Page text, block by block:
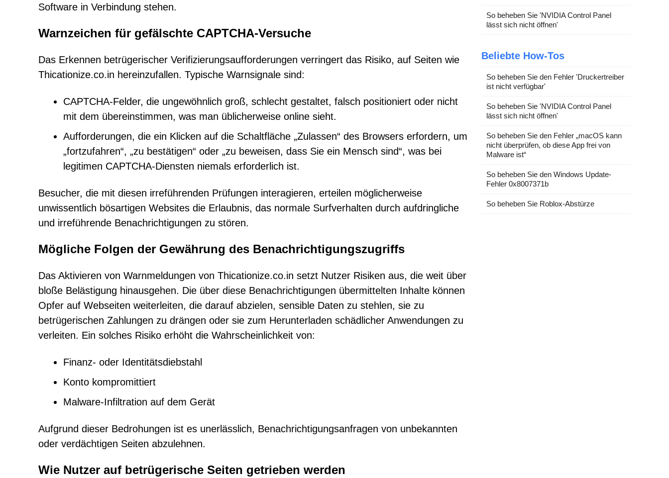
Software in Verbindung stehen.
Warnzeichen für gefälschte CAPTCHA-Versuche
Das Erkennen betrügerischer Verifizierungsaufforderungen verringert das Risiko, auf Seiten wie
Thicationize.co.in hereinzufallen. Typische Warnsignale sind:
CAPTCHA-Felder, die ungewöhnlich groß, schlecht gestaltet, falsch positioniert oder nicht
mit dem übereinstimmen, was man üblicherweise online sieht.
Aufforderungen, die ein Klicken auf die Schaltfläche „Zulassen“ des Browsers erfordern, um
„fortzufahren“, „zu bestätigen“ oder „zu beweisen, dass Sie ein Mensch sind“, was bei
legitimen CAPTCHA-Diensten niemals erforderlich ist.
Besucher, die mit diesen irreführenden Prüfungen interagieren, erteilen möglicherweise
unwissentlich bösartigen Websites die Erlaubnis, das normale Surfverhalten durch aufdringliche
und irreführende Benachrichtigungen zu stören.
Mögliche Folgen der Gewährung des Benachrichtigungszugriffs
Das Aktivieren von Warnmeldungen von Thicationize.co.in setzt Nutzer Risiken aus, die weit über
bloße Belästigung hinausgehen. Die über diese Benachrichtigungen übermittelten Inhalte können
Opfer auf Webseiten weiterleiten, die darauf abzielen, sensible Daten zu stehlen, sie zu
betrügerischen Zahlungen zu drängen oder sie zum Herunterladen schädlicher Anwendungen zu
verleiten. Ein solches Risiko erhöht die Wahrscheinlichkeit von:
Finanz- oder Identitätsdiebstahl
Konto kompromittiert
Malware-Infiltration auf dem Gerät
Aufgrund dieser Bedrohungen ist es unerlässlich, Benachrichtigungsanfragen von unbekannten
oder verdächtigen Seiten abzulehnen.
Wie Nutzer auf betrügerische Seiten getrieben werden
So beheben Sie 'NVIDIA Control Panel
lässt sich nicht öffnen'
Beliebte How-Tos
So beheben Sie den Fehler 'Druckertreiber
ist nicht verfügbar'
So beheben Sie 'NVIDIA Control Panel
lässt sich nicht öffnen'
So beheben Sie den Fehler „macOS kann
nicht überprüfen, ob diese App frei von
Malware ist“
So beheben Sie den Windows Update-
Fehler 0x8007371b
So beheben Sie Roblox-Abstürze